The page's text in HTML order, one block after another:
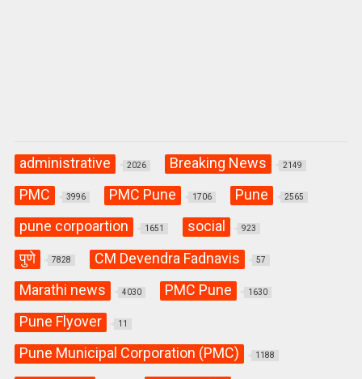
administrative 2026 Breaking News 2149
PMC 3996 PMC Pune 1706 Pune 2565
pune corpoartion 1651 social 923
पुणे 7828 CM Devendra Fadnavis 57
Marathi news 4030 PMC Pune 1630
Pune Flyover 11
Pune Municipal Corporation (PMC) 1188